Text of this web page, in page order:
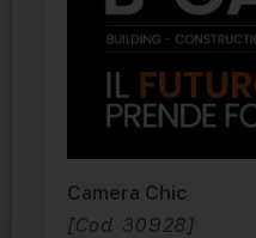
Camera Chic
[Cod. 30928]